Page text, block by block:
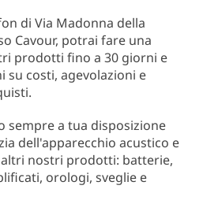
di Via Madonna della
Cavour, potrai fare una
prodotti fino a 30 giorni e
costi, agevolazioni e
sempre a tua disposizione
dell'apparecchio acustico e
nostri prodotti: batterie,
orologi, sveglie e